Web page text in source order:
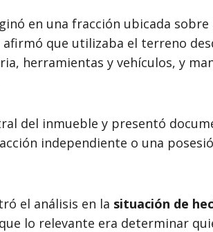
en una fracción ubicada sobre
que utilizaba el terreno
herramientas y vehículos, y
del inmueble y presentó
independiente o una
el análisis en la situación de
lo relevante era determinar